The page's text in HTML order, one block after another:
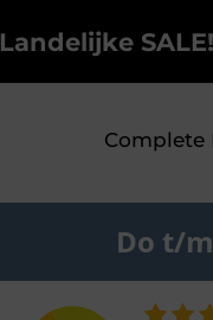
Landelijke SALE!
Complete
Do t/m